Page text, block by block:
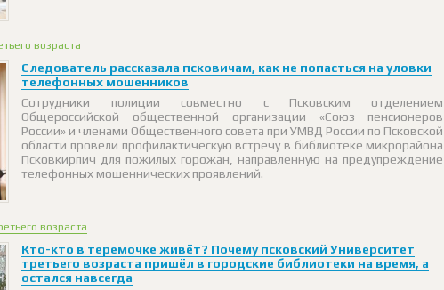
возраста
Следователь рассказала псковичам, как не попасться на уловки
телефонных мошенников
Сотрудники полиции совместно с Псковским отделением
Общероссийской общественной организации «Союз пенсионеров
России» и членами Общественного совета при УМВД России по Псковской
области провели профилактическую встречу в библиотеке микрорайона
Псковкирпич для пожилых горожан, направленную на предупреждение
телефонных мошеннических проявлений.
возраста
Кто-кто в теремочке живёт? Почему псковский Университет
третьего возраста пришёл в городские библиотеки на время, а
остался навсегда